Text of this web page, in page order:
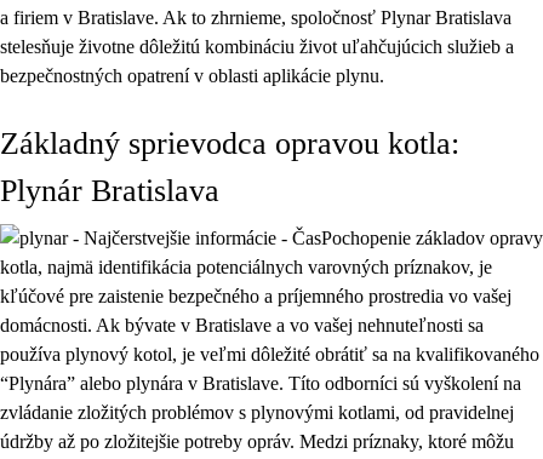
a firiem v Bratislave. Ak to zhrnieme, spoločnosť Plynar Bratislava
stelesňuje životne dôležitú kombináciu život uľahčujúcich služieb a
bezpečnostných opatrení v oblasti aplikácie plynu.
Základný sprievodca opravou kotla:
Plynár Bratislava
Pochopenie základov opravy
kotla, najmä identifikácia potenciálnych varovných príznakov, je
kľúčové pre zaistenie bezpečného a príjemného prostredia vo vašej
domácnosti. Ak bývate v Bratislave a vo vašej nehnuteľnosti sa
používa plynový kotol, je veľmi dôležité obrátiť sa na kvalifikovaného
“Plynára” alebo plynára v Bratislave. Títo odborníci sú vyškolení na
zvládanie zložitých problémov s plynovými kotlami, od pravidelnej
údržby až po zložitejšie potreby opráv. Medzi príznaky, ktoré môžu